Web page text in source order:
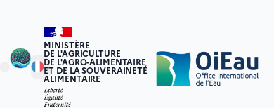
MINISTÈRE
DE L'AGRICULTURE
DE L'AGRO-ALIMENTAIRE
ET DE LA SOUVERAINETÉ
ALIMENTAIRE